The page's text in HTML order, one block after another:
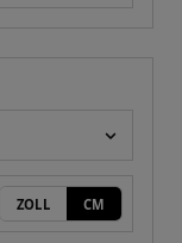
ZOLL CM